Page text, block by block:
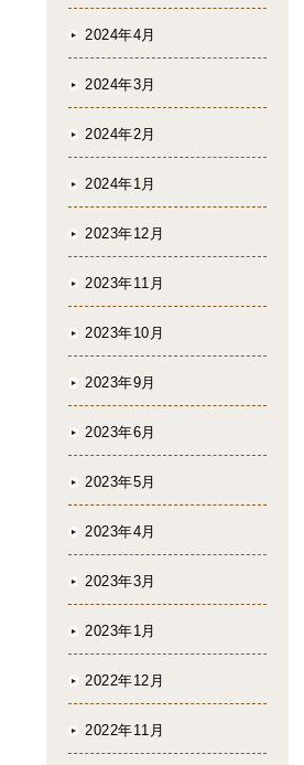
2024年4月
2024年3月
2024年2月
2024年1月
2023年12月
2023年11月
2023年10月
2023年9月
2023年6月
2023年5月
2023年4月
2023年3月
2023年1月
2022年12月
2022年11月